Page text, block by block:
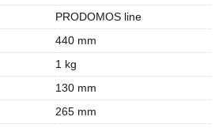
PRODOMOS line
440 mm
1 kg
130 mm
265 mm